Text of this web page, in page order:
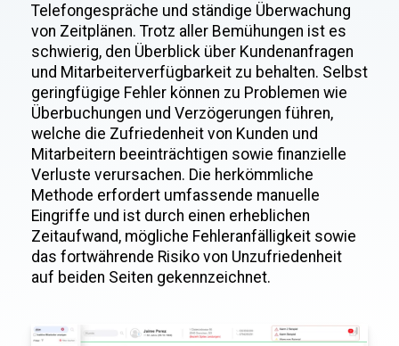
Telefongespräche und ständige Überwachung
von Zeitplänen. Trotz aller Bemühungen ist es
schwierig, den Überblick über Kundenanfragen
und Mitarbeiterverfügbarkeit zu behalten. Selbst
geringfügige Fehler können zu Problemen wie
Überbuchungen und Verzögerungen führen,
welche die Zufriedenheit von Kunden und
Mitarbeitern beeinträchtigen sowie finanzielle
Verluste verursachen. Die herkömmliche
Methode erfordert umfassende manuelle
Eingriffe und ist durch einen erheblichen
Zeitaufwand, mögliche Fehleranfälligkeit sowie
das fortwährende Risiko von Unzufriedenheit
auf beiden Seiten gekennzeichnet.